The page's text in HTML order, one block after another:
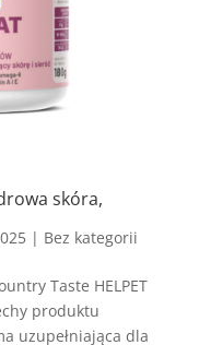
skóra,
| Bez kategorii
Taste HELPET
produktu
uzupełniająca dla